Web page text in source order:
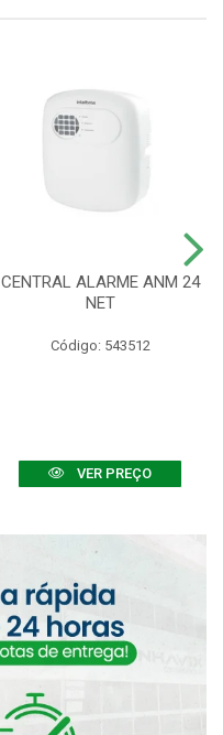
CENTRAL ALARME ANM 24
NET
Código: 543512
VER PREÇO